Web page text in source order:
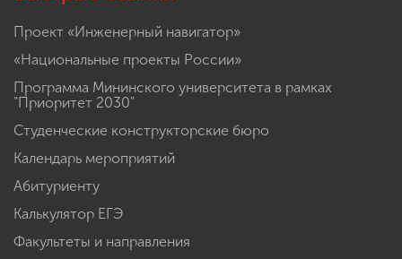
Проект «Инженерный навигатор»
«Национальные проекты России»
Программа Мининского университета в рамках
"Приоритет 2030"
Студенческие конструкторские бюро
Календарь мероприятий
Абитуриенту
Калькулятор ЕГЭ
Факультеты и направления